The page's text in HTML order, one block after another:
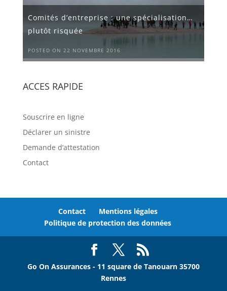
Comités d’entreprise : une spécialisation…
plutôt risquée
POSTED ON 22 NOVEMBRE 2016
ACCES RAPIDE
Souscrire en ligne
Déclarer un sinistre
Demande d’attestation
Contact
Contact
Mentions légales
Politique de protection des données
Go On Assurances - 11 square de Tanouarn 35700
Rennes